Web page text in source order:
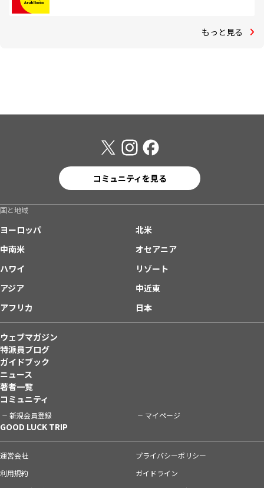
もっと見る
コミュニティを見る
国と地域
ヨーロッパ
北米
中南米
オセアニア
ハワイ
リゾート
アジア
中近東
アフリカ
日本
ウェブマガジン
特派員ブログ
ガイドブック
ニュース
著者一覧
コミュニティ
新規会員登録 マイページ
GOOD LUCK TRIP
運営会社
プライバシーポリシー
利用規約
ガイドライン